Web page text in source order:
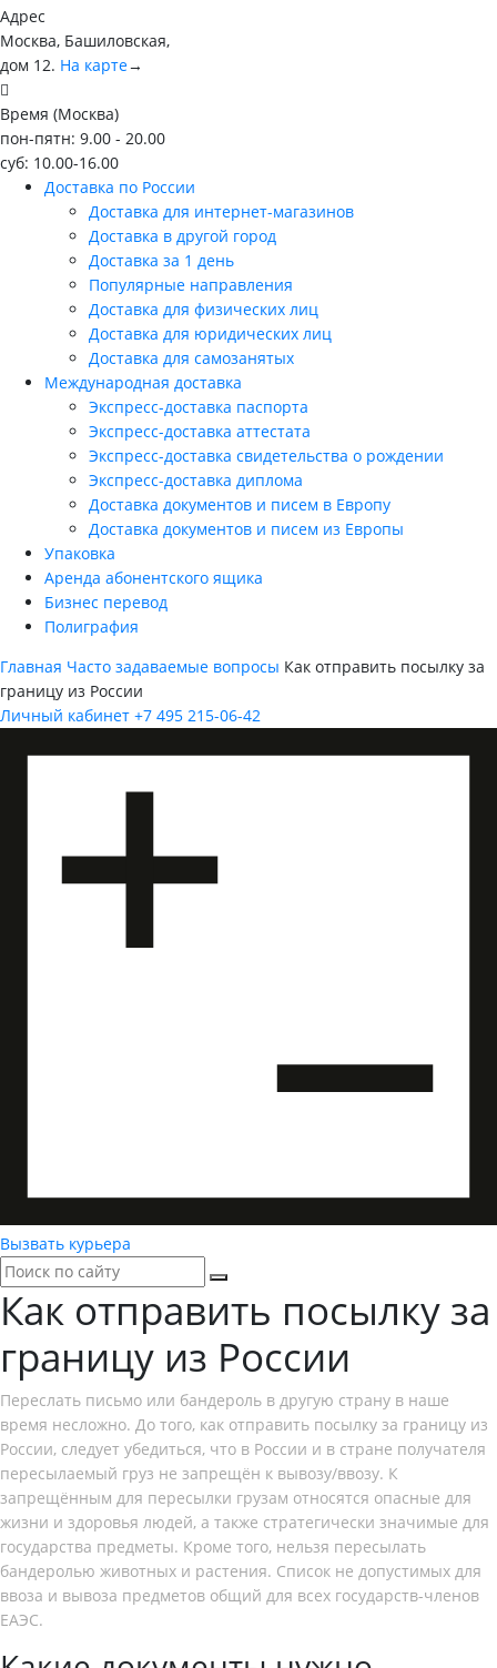
Адрес
Москва, Башиловская,
дом 12. На карте→
Время (Москва)
пон-пятн: 9.00 - 20.00
суб: 10.00-16.00
Доставка по России
Доставка для интернет-магазинов
Доставка в другой город
Доставка за 1 день
Популярные направления
Доставка для физических лиц
Доставка для юридических лиц
Доставка для самозанятых
Международная доставка
Экспресс-доставка паспорта
Экспресс-доставка аттестата
Экспресс-доставка свидетельства о рождении
Экспресс-доставка диплома
Доставка документов и писем в Европу
Доставка документов и писем из Европы
Упаковка
Аренда абонентского ящика
Бизнес перевод
Полиграфия
Главная Часто задаваемые вопросы Как отправить посылку за
границу из России
Личный кабинет +7 495 215-06-42
Вызвать курьера
Как отправить посылку за
границу из России
Переслать письмо или бандероль в другую страну в наше
время несложно. До того, как отправить посылку за границу из
России, следует убедиться, что в России и в стране получателя
пересылаемый груз не запрещён к вывозу/ввозу. К
запрещённым для пересылки грузам относятся опасные для
жизни и здоровья людей, а также стратегически значимые для
государства предметы. Кроме того, нельзя пересылать
бандеролью животных и растения. Список не допустимых для
ввоза и вывоза предметов общий для всех государств-членов
ЕАЭС.